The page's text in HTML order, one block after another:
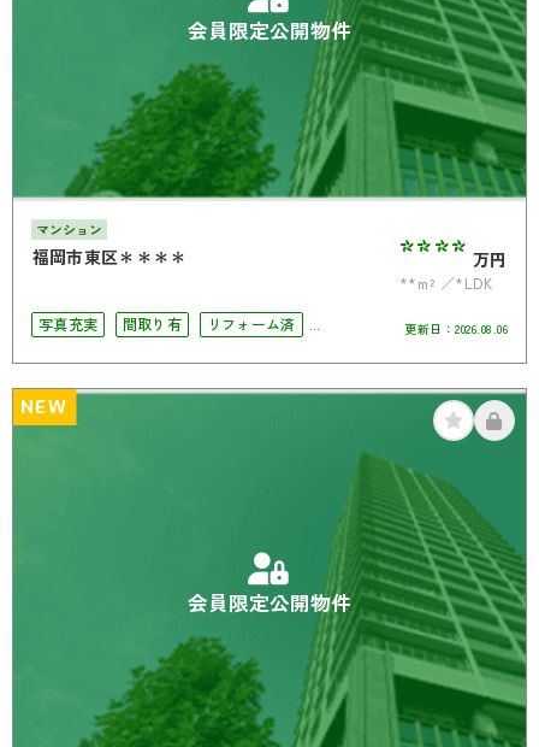
会員限定公開物件
マンション
福岡市東区＊＊＊＊ **** 万円
**m²
*LDK
写真充実
間取り有
リフォーム済
南面バルコニー
オートロック 角部屋
更新日： 2026.08.06
会員限定公開物件
NEW